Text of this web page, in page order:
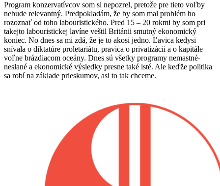
Program konzervatívcov som si nepozrel, pretože pre tieto voľby
nebude relevantný. Predpokladám, že by som mal problém ho
rozoznať od toho labouristického. Pred 15 – 20 rokmi by som pri
takejto labouristickej lavíne veštil Británii smutný ekonomický
koniec. No dnes sa mi zdá, že je to akosi jedno. Ľavica kedysi
snívala o diktatúre proletariátu, pravica o privatizácii a o kapitále
voľne brázdiacom oceány. Dnes sú všetky programy nemastné-
neslané a ekonomické výsledky presne také isté. Ale keďže politika
sa robí na základe prieskumov, asi to tak chceme.